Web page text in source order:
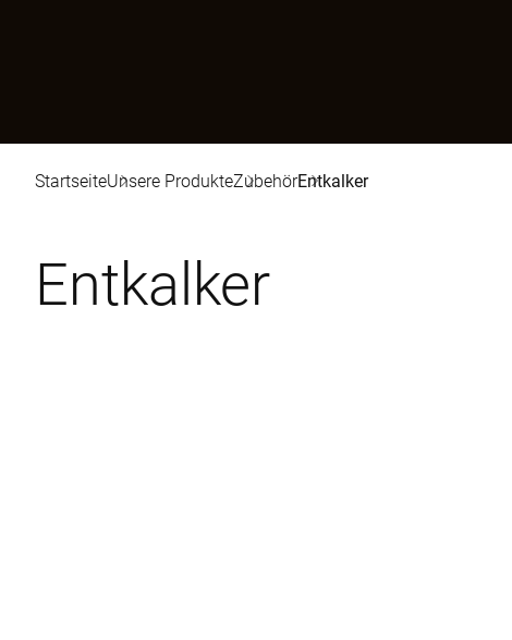
StartseiteUnsere ProdukteZubehörEntkalker
Entkalker